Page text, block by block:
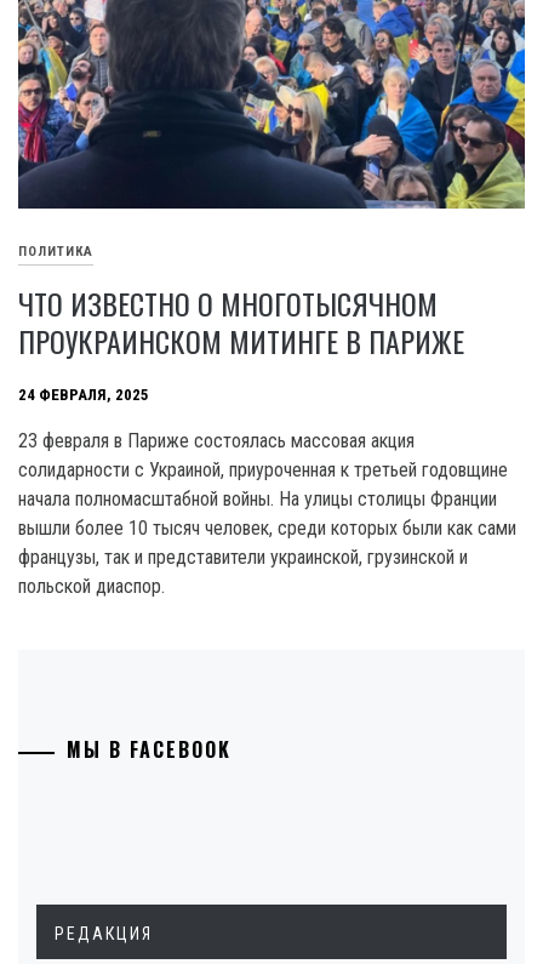
ПОЛИТИКА
ЧТО ИЗВЕСТНО О МНОГОТЫСЯЧНОМ
ПРОУКРАИНСКОМ МИТИНГЕ В ПАРИЖЕ
24 ФЕВРАЛЯ, 2025
23 февраля в Париже состоялась массовая акция
солидарности с Украиной, приуроченная к третьей годовщине
начала полномасштабной войны. На улицы столицы Франции
вышли более 10 тысяч человек, среди которых были как сами
французы, так и представители украинской, грузинской и
польской диаспор.
МЫ В FACEBOOK
РЕДАКЦИЯ